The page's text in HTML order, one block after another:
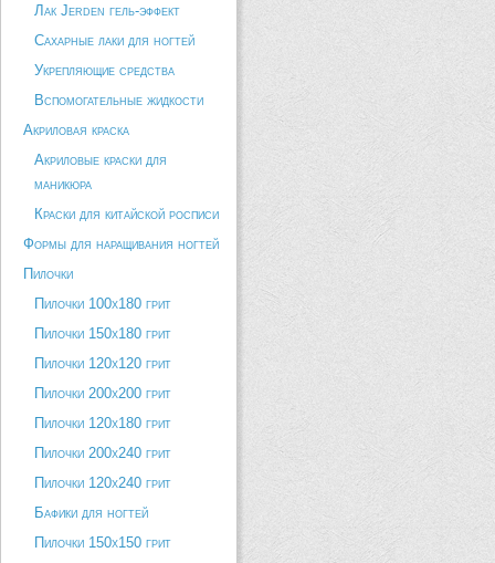
Лак Jerden гель-эффект
Сахарные лаки для ногтей
Укрепляющие средства
Вспомогательные жидкости
Акриловая краска
Акриловые краски для
маникюра
Краски для китайской росписи
Формы для наращивания ногтей
Пилочки
Пилочки 100х180 грит
Пилочки 150х180 грит
Пилочки 120х120 грит
Пилочки 200х200 грит
Пилочки 120х180 грит
Пилочки 200х240 грит
Пилочки 120х240 грит
Бафики для ногтей
Пилочки 150х150 грит